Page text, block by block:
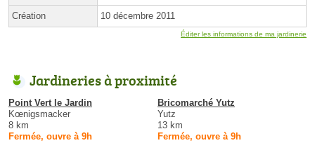
Création 10 décembre 2011
Éditer les informations de ma jardinerie
Jardineries à proximité
Point Vert le Jardin
Kœnigsmacker
8 km
Fermée, ouvre à 9h
Bricomarché Yutz
Yutz
13 km
Fermée, ouvre à 9h